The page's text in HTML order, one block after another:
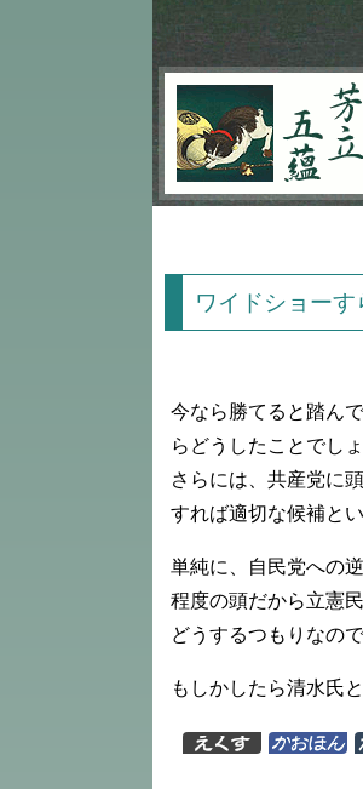
芳立五蘊
ワイドショーす
今なら勝てると踏ん
らどうしたことでしょ
さらには、共産党に
すれば適切な候補と
単純に、自民党への
程度の頭だから立憲
どうするつもりなの
もしかしたら清水氏